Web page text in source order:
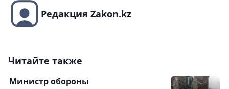
Редакция Zakon.kz
Читайте также
Министр обороны